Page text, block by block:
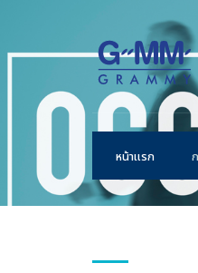
หน้าแรก